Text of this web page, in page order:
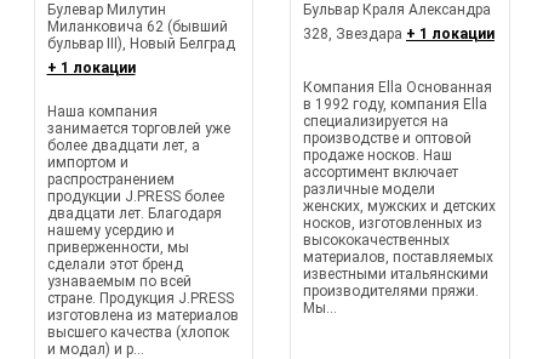
Булевар Милутин
Миланковича 62 (бывший
бульвар III), Новый Белград
+ 1 локации
Наша компания
занимается торговлей уже
более двадцати лет, а
импортом и
распространением
продукции J.PRESS более
двадцати лет. Благодаря
нашему усердию и
приверженности, мы
сделали этот бренд
узнаваемым по всей
стране. Продукция J.PRESS
изготовлена из материалов
высшего качества (хлопок
и модал) и р...
Бульвар Краля Александра
328, Звездара + 1 локации
Компания Ella Основанная
в 1992 году, компания Ella
специализируется на
производстве и оптовой
продаже носков. Наш
ассортимент включает
различные модели
женских, мужских и детских
носков, изготовленных из
высококачественных
материалов, поставляемых
известными итальянскими
производителями пряжи.
Мы...